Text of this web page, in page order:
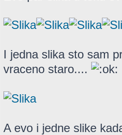
I jedna slika sto sam
vraceno staro....
A evo i jedne slike